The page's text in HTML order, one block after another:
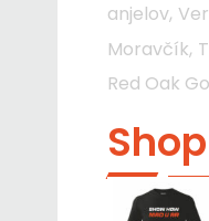
anjelov,
Moravčík,
Red Oak
Shop